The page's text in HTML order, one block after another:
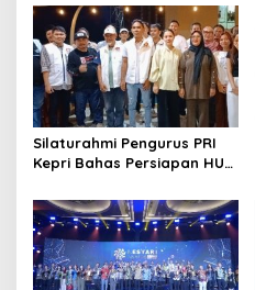
Silaturahmi Pengurus PRI
Kepri Bahas Persiapan HUT
Konsolidasi Partai